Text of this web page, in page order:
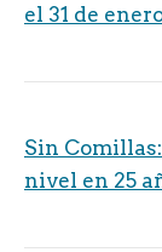
el 31 de
Sin
nivel en 25